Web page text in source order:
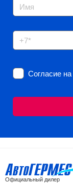
Согласие на
Официальный дилер